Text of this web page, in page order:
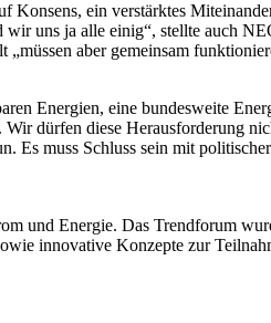
ein verstärktes
uns ja alle einig“, stellte auch
aber gemeinsam
Energien, eine bundesweite
dürfen diese Herausforderung
Es muss Schluss sein mit
und Energie. Das Trendforum
innovative Konzepte zur